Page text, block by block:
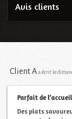
Avis clients
Client A a écrit le
Parfait de
Des plats